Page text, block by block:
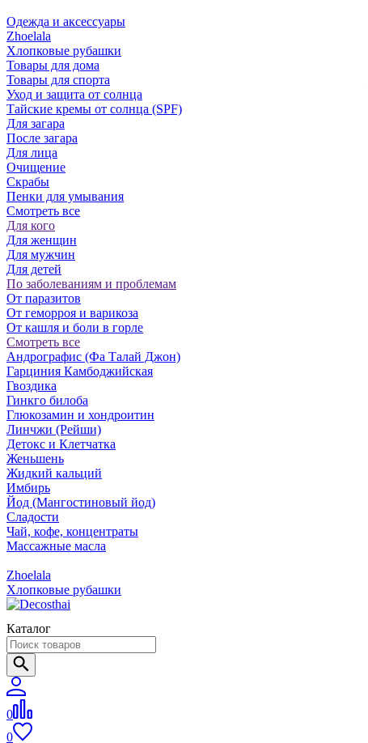
Одежда и аксессуары
Zhoelala
Хлопковые рубашки
Товары для дома
Товары для спорта
Уход и защита от солнца
Тайские кремы от солнца (SPF)
Для загара
После загара
Для лица
Очищение
Скрабы
Пенки для умывания
Смотреть все
Для кого
Для женщин
Для мужчин
Для детей
По заболеваниям и проблемам
От паразитов
Oт геморроя и варикоза
От кашля и боли в горле
Смотреть все
Андрографис (Фа Талай Джон)
Гарциния Камбоджийская
Гвоздика
Гинкго билоба
Глюкозамин и хондроитин
Линчжи (Рейши)
Детокс и Клетчатка
Женьшень
Жидкий кальций
Имбирь
Йод (Мангостиновый йод)
Сладости
Чай, кофе, концентраты
Массажные масла
Zhoelala
Хлопковые рубашки
Каталог
0
0